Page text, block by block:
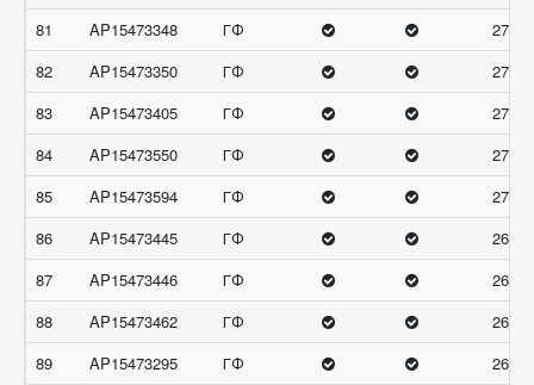
81
AP15473348 ГФ
27
82
AP15473350 ГФ
27
83
AP15473405 ГФ
27
84
AP15473550 ГФ
27
85
AP15473594 ГФ
27
86
AP15473445 ГФ
26.66
87
AP15473446 ГФ
26.66
88
AP15473462 ГФ
26.66
89
AP15473295 ГФ
26.33